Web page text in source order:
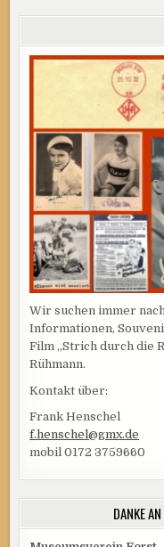
Wir suchen immer
Informationen,
Film „Strich durch die
Rühmann.
Kontakt über:
Frank Henschel
f.henschel@gmx.de
mobil 0172 3759660
DANKE